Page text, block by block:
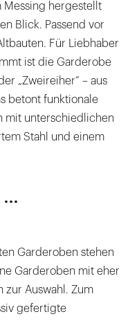
Messing hergestellt
Blick. Passend vor
Für Liebhaber
ist die Garderobe
„Zweireiher“ – aus
betont funktionale
mit unterschiedlichen
Stahl und einem
…
Garderoben stehen
Garderoben mit eher
zur Auswahl. Zum
gefertigte